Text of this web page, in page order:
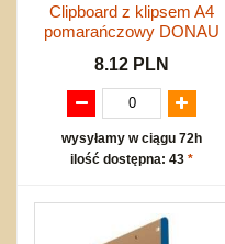
Regulamin
Kontakt
Mapa produktów
Clipboard z klipsem A4
pomarańczowy DONAU
8.12 PLN
wysyłamy w ciągu 72h
ilość dostępna: 43 *